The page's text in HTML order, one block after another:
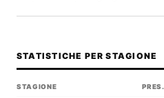
STATISTICHE PER STAGIONE
STAGIONE PRES.